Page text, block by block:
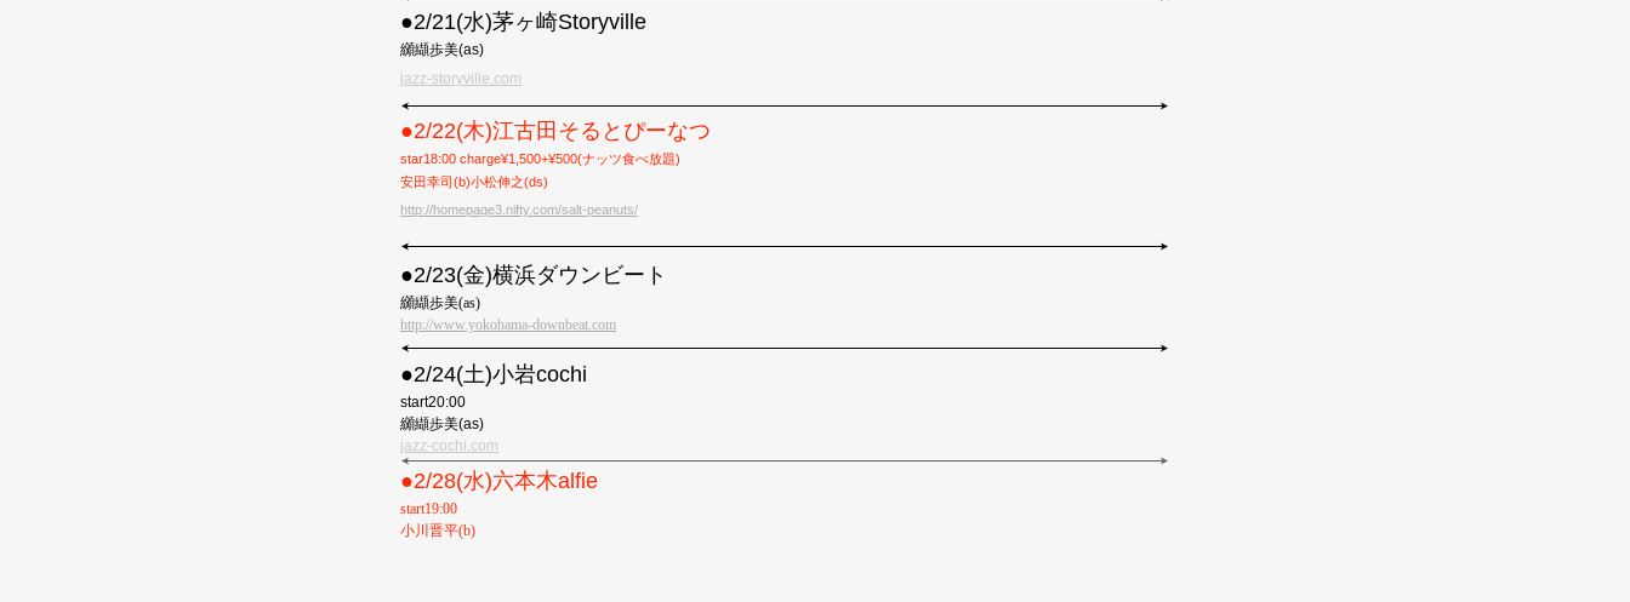
●2/21(水)茅ヶ崎Storyville
纐纈歩美(as)
jazz-storyville.com
●2/22(木)江古田そるとぴーなつ
star18:00 charge¥1,500+¥500(ナッツ食べ放題)
安田幸司(b)小松伸之(ds)
http://homepage3.nifty.com/salt-peanuts/
●2/23(金)横浜ダウンビート
纐纈歩美(as)
http://www.yokohama-downbeat.com
●2/24(土)小岩cochi
start20:00
纐纈歩美(as)
jazz-cochi.com
●2/28(水)六本木alfie
start19:00
小川晋平(b)